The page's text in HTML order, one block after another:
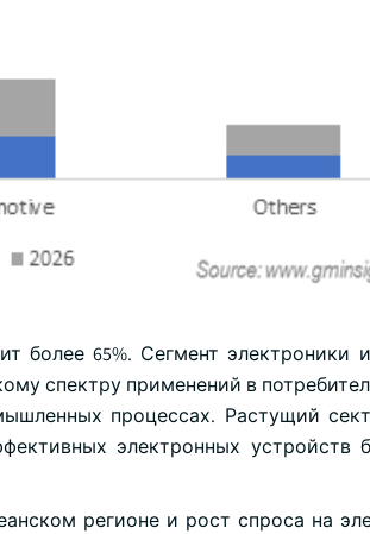
более 65%. Сегмент электроники
спектру применений в
процессах. Растущий
электронных устройств
регионе и рост спроса на